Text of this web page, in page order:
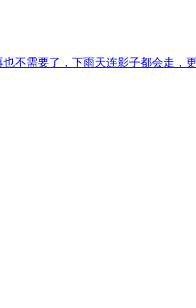
不需要了，下雨天连影子都会走，